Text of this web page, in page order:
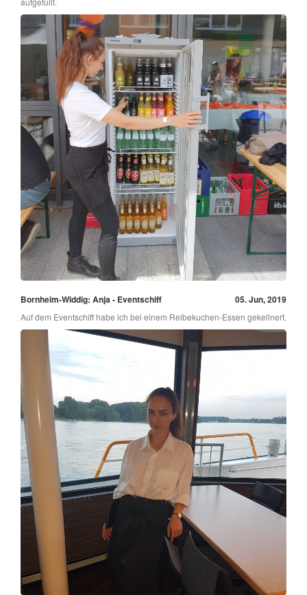
Bornheim-Widdig: Anja - Eventschiff 05. Jun, 2019
Auf dem Eventschiff habe ich bei einem Reibekuchen-Essen gekellnert.